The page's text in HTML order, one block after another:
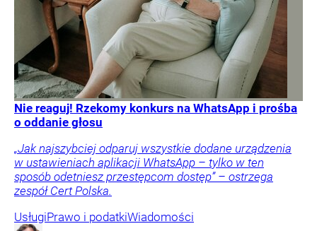
Nie reaguj! Rzekomy konkurs na WhatsApp i prośba
o oddanie głosu
„Jak najszybciej odparuj wszystkie dodane urządzenia
w ustawieniach aplikacji WhatsApp – tylko w ten
sposób odetniesz przestępcom dostęp” – ostrzega
zespół Cert Polska.
UsługiPrawo i podatkiWiadomości